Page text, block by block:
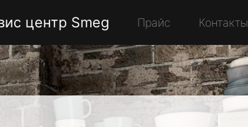
центр Smeg Прайс Контакты